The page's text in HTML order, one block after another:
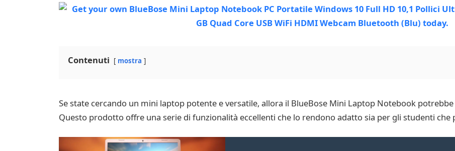
Contenuti mostra
Se state cercando un mini laptop potente e versatile, allora il BlueBose Mini Laptop Notebook potrebbe
Questo prodotto offre una serie di funzionalità eccellenti che lo rendono adatto sia per gli studenti che